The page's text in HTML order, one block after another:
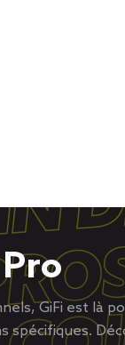
GiFi est là
spécifiques.